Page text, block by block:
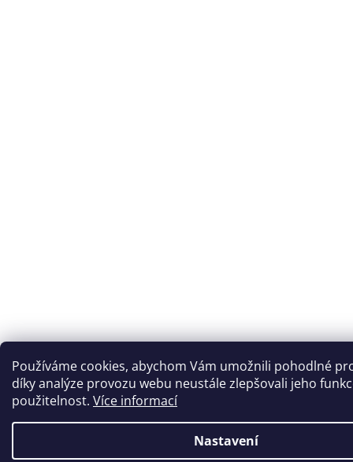
Používáme cookies, abychom Vám umožnili pohodlné
díky analýze provozu webu neustále zlepšovali jeho
použitelnost. Více informací
Nastavení